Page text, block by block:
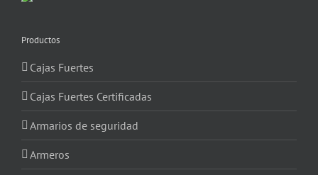
Productos
Cajas Fuertes
Cajas Fuertes Certificadas
Armarios de seguridad
Armeros